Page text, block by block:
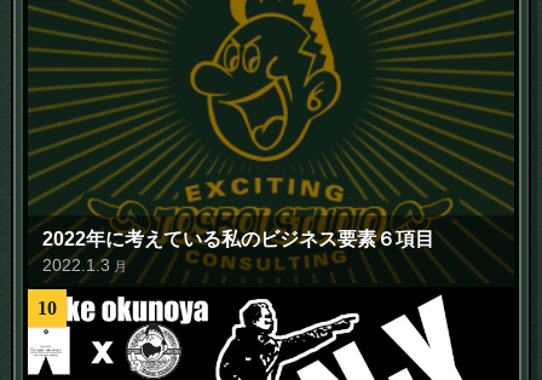
2022年に考えている私のビジネス要素６項目
2022 1.3 月
10